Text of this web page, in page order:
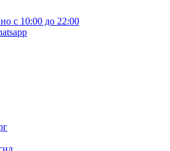
с 10:00 до 22:00